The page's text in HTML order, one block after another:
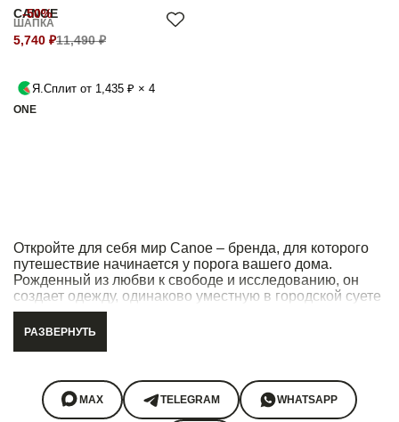
-50%
CANOE
ШАПКА
5,740 ₽11,490 ₽
Я.Сплит от 1,435 ₽ × 4
ONE
Откройте для себя мир Canoe – бренда, для которого
путешествие начинается у порога вашего дома.
Рожденный из любви к свободе и исследованию, он
создает одежду, одинаково уместную в городской суете
и на загородной тропе. Одежда Canoe – это не просто
вещи, это ваш надежный спутник, созданный для тех,
безупречное качество материалов, продуманный до
мелочей дизайн и универсальность, которая позволяет
РАЗВЕРНУТЬ
MAX TELEGRAM WHATSAPP